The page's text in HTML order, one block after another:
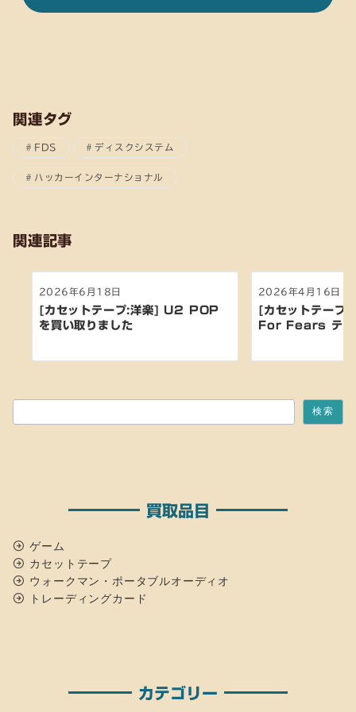
関連タグ
FDS ディスクシステム
ハッカーインターナショナル
関連記事
2026年6月18日
[カセットテープ:洋楽] U2 POP
を買い取りました
2026年4月16日
[カセットテー
For Fears ティ
検索
買取品目
ゲーム
カセットテープ
ウォークマン・ポータブルオーディオ
トレーディングカード
カテゴリー